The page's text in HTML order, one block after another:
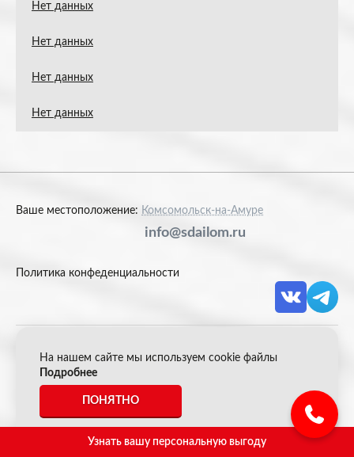
Нет данных
Нет данных
Нет данных
Нет данных
Ваше местоположение: Комсомольск-на-Амуре
info@sdailom.ru
Политика конфеденциальности
© 2026 Акрон Скрап
*Все цены указанные на сайте не являются публичной
офертой.
На нашем сайте мы используем cookie файлы
Подробнее
ПОНЯТНО
Узнать вашу персональную выгоду